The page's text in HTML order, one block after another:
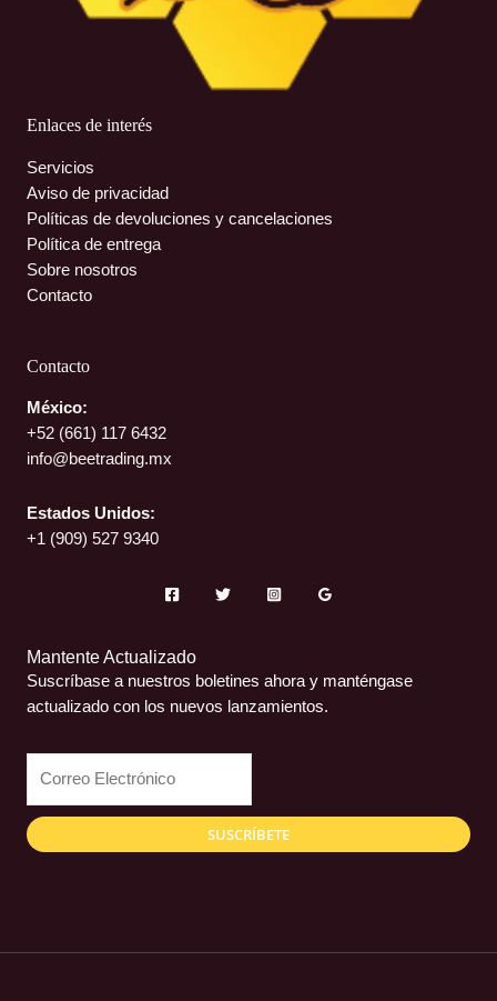
Enlaces de interés
Servicios
Aviso de privacidad
Políticas de devoluciones y cancelaciones
Política de entrega
Sobre nosotros
Contacto
Contacto
México:
+52 (661) 117 6432
info@beetrading.mx
Estados Unidos:
+1 (909) 527 9340
Mantente Actualizado
Suscríbase a nuestros boletines ahora y manténgase
actualizado con los nuevos lanzamientos.